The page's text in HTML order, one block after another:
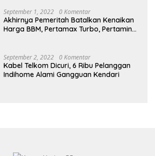
September 1, 2022 0 Komentar
Akhirnya Pemeritah Batalkan Kenaikan
Harga BBM, Pertamax Turbo, Pertamina
September 2, 2022 0 Komentar
Kabel Telkom Dicuri, 6 Ribu Pelanggan
Indihome Alami Gangguan Kendari